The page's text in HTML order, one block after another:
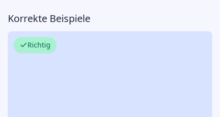
Korrekte Beispiele
Richtig